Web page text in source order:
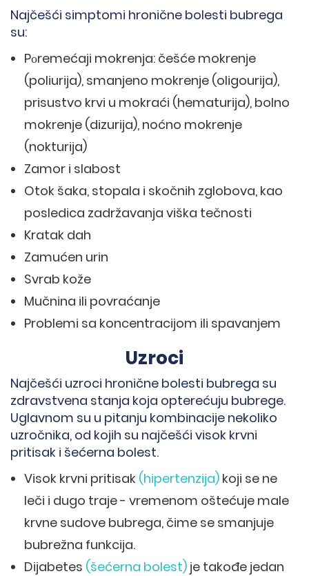
Najčešći simptomi hronične bolesti bubrega
su:
Pоremećaji mokrenja: češće mokrenje
(poliurija), smanjeno mokrenje (oligourija),
prisustvo krvi u mokraći (hematurija), bolno
mokrenje (dizurija), noćno mokrenje
(nokturija)
Zamor i slabost
Otok šaka, stopala i skočnih zglobova, kao
posledica zadržavanja viška tečnosti
Kratak dah
Zamućen urin
Svrab kože
Mučnina ili povraćanje
Problemi sa koncentracijom ili spavanjem
Uzroci
Najčešći uzroci hronične bolesti bubrega su
zdravstvena stanja koja opterećuju bubrege.
Uglavnom su u pitanju kombinacije nekoliko
uzročnika, od kojih su najčešći visok krvni
pritisak i šećerna bolest.
Visok krvni pritisak (hipertenzija) koji se ne
leči i dugo traje - vremenom oštećuje male
krvne sudove bubrega, čime se smanjuje
bubrežna funkcija.
Dijabetes (šećerna bolest) je takođe jedan
→